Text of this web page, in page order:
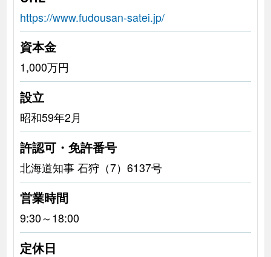
https://www.fudousan-satei.jp/
資本金
1,000万円
設立
昭和59年2月
許認可・免許番号
北海道知事 石狩（7）6137号
営業時間
9:30～18:00
定休日